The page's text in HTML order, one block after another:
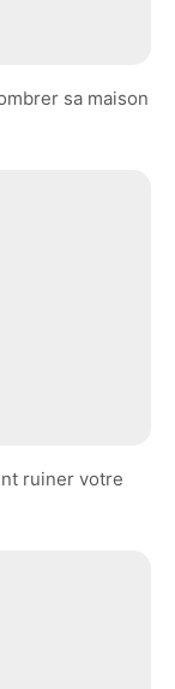
sa maison
ruiner votre